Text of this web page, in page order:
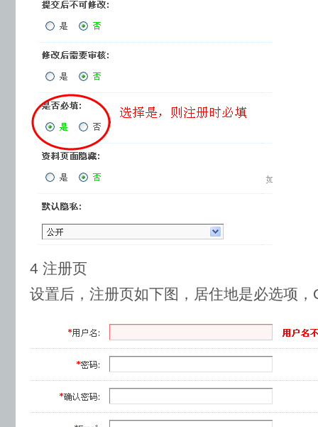
4 注册页
设置后，注册页如下图，居住地是必选项